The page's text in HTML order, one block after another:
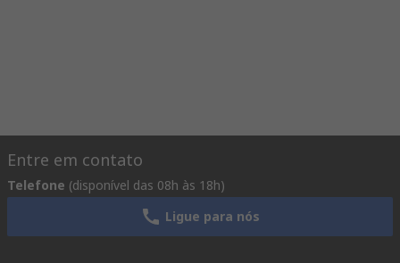
Entre em contato
Telefone (disponível das 08h às 18h)
Ligue para nós